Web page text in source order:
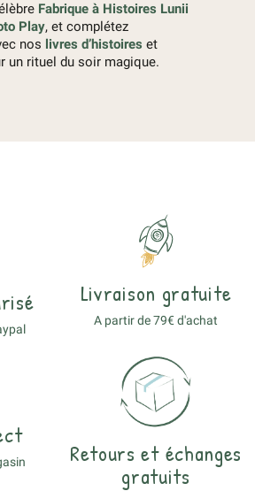
Fabrique à Histoires Lunii
Play, et complétez
nos livres d’histoires et
un rituel du soir magique.
Livraison gratuite
A partir de 79€ d'achat
Retours et échanges
gratuits